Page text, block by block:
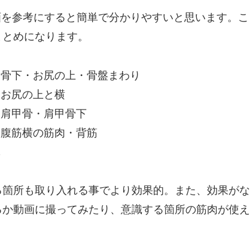
参考にすると簡単で分かりやすいと思います。こ
めになります。
下・お尻の上・骨盤まわり
尻の上と横
甲骨・肩甲骨下
筋横の筋肉・背筋
所も取り入れる事でより効果的。また、効果がな
動画に撮ってみたり、意識する箇所の筋肉が使え